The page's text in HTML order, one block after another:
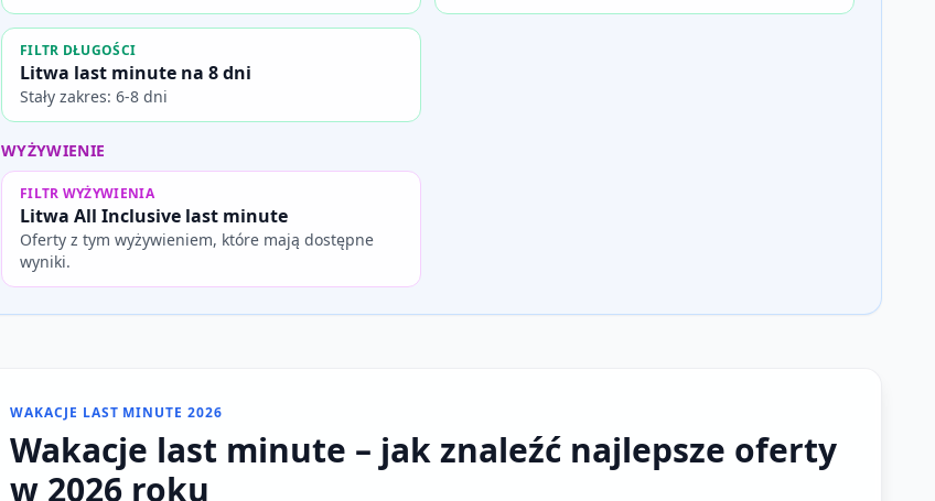
FILTR DŁUGOŚCI
Litwa last minute na 8 dni
Stały zakres: 6-8 dni
WYŻYWIENIE
FILTR WYŻYWIENIA
Litwa All Inclusive last minute
Oferty z tym wyżywieniem, które mają dostępne
wyniki.
WAKACJE LAST MINUTE 2026
Wakacje last minute – jak znaleźć najlepsze oferty
w 2026 roku